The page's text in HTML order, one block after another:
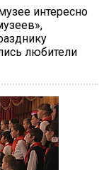
интересно
любители